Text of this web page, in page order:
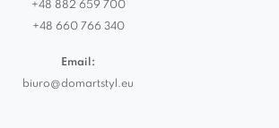
+48 882 659 700
+48 660 766 340
Email:
biuro@domartstyl.eu